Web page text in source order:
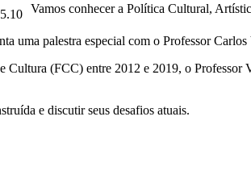
Vamos conhecer a Política Cultural,
uma palestra especial com o Professor
(FCC) entre 2012 e 2019, o
e discutir seus desafios atuais.